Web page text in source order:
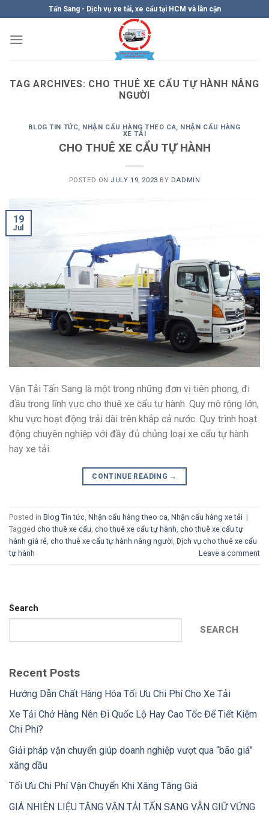
content
Tấn Sang - Dịch vụ xe tải, xe cẩu tại HCM và lân cận
TAG ARCHIVES: CHO THUÊ XE CẨU TỰ HÀNH NÂNG
NGƯỜI
BLOG TIN TỨC, NHẬN CẨU HÀNG THEO CA, NHẬN CẨU HÀNG
XE TẢI
CHO THUÊ XE CẨU TỰ HÀNH
POSTED ON JULY 19, 2023 BY DADMIN
19
Jul
Vận Tải Tấn Sang là một trong những đơn vị tiên phong, đi
đầu trong lĩnh vực cho thuê xe cẩu tự hành. Quy mô rộng lớn,
khu vực hoạt động trải dài trên khắp cả nước. Quy trình hoạt
động chuyên nghiệp với đầy đủ chủng loại xe cẩu tự hành
hay xe tải.
CONTINUE READING →
Posted in Blog Tin tức, Nhận cẩu hàng theo ca, Nhận cẩu hàng xe tải |
Tagged cho thuê xe cẩu, cho thuê xe cẩu tự hành, cho thuê xe cẩu tự
hành giá rẻ, cho thuê xe cẩu tự hành nâng người, Dịch vụ cho thuê xe cẩu
tự hành
Leave a comment
Search
SEARCH
Recent Posts
Hướng Dẫn Chất Hàng Hóa Tối Ưu Chi Phí Cho Xe Tải
Xe Tải Chở Hàng Nên Đi Quốc Lộ Hay Cao Tốc Để Tiết Kiệm
Chi Phí?
Giải pháp vận chuyển giúp doanh nghiệp vượt qua “bão giá”
xăng dầu
Tối Ưu Chi Phí Vận Chuyển Khi Xăng Tăng Giá
GIÁ NHIÊN LIỆU TĂNG VẬN TẢI TẤN SANG VẪN GIỮ VỮNG